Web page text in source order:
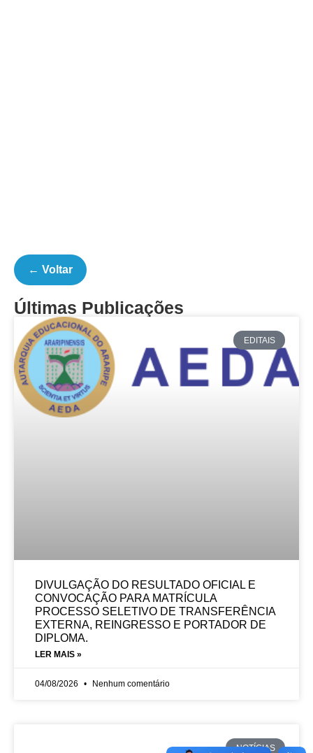
← Voltar
Últimas Publicações
EDITAIS
DIVULGAÇÃO DO RESULTADO OFICIAL E
CONVOCAÇÃO PARA MATRÍCULA
PROCESSO SELETIVO DE TRANSFERÊNCIA
EXTERNA, REINGRESSO E PORTADOR DE
DIPLOMA.
LER MAIS »
04/08/2026 Nenhum comentário
NOTÍCIAS